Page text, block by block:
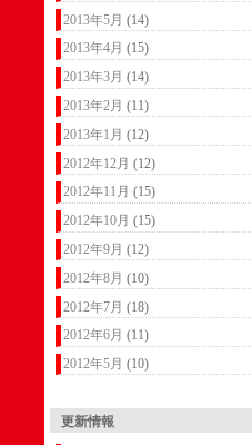
2013年5月 (14)
2013年4月 (15)
2013年3月 (14)
2013年2月 (11)
2013年1月 (12)
2012年12月 (12)
2012年11月 (15)
2012年10月 (15)
2012年9月 (12)
2012年8月 (10)
2012年7月 (18)
2012年6月 (11)
2012年5月 (10)
更新情報